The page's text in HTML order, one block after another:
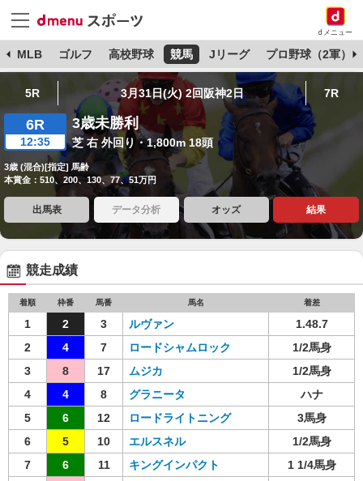
dメニュー
MLB ゴルフ 高校野球 競馬 Jリーグ プロ野球（2軍）
5R 3月31日(火) 2回阪神2日 7R
6R
12:35
3歳未勝利
芝 右 外回り・1,800m 18頭
3歳 (混合)[指定] 馬齢
本賞金：510、200、130、77、51万円
出馬表 データ分析 オッズ 結果
競走成績
着順 枠番 馬番 馬名 着差
1 2 3 ルヴァン
1.48.7
2
4 7 ロードシャムロック
1/2馬身
3
8 17 ムジカ
1/2馬身
4
4 8 グラニータ
ハナ
5
6 12 ロードライトニング
3馬身
6
5 10 エルスネル
1/2馬身
7
6 11 キングインパクト
1 1/4馬身